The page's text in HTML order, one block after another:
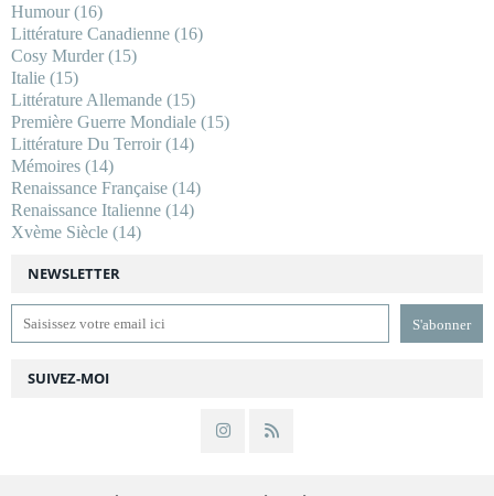
NEWSLETTER
SUIVEZ-MOI
Humour(16)
Littérature Canadienne (16)
Cosy Murder(15)
Italie (15)
Littérature Allemande (15)
Première Guerre Mondiale (15)
Littérature Du Terroir(14)
Mémoires (14)
Renaissance Française (14)
Renaissance Italienne (14)
Xvème Siècle (14)